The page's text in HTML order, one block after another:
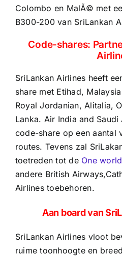
Colombo en MalÃ© met
B300-200 van SriLankan
Code-shares:
SriLankan Airlines heeft
share met Etihad,
Royal Jordanian, Alitalia,
Lanka. Air India and
code-share op een aantal
routes. Tevens zal
toetreden tot de One world
andere British
Airlines toebehoren.
Aan board van
SriLankan Airlines vloot
ruime toonhoogte en